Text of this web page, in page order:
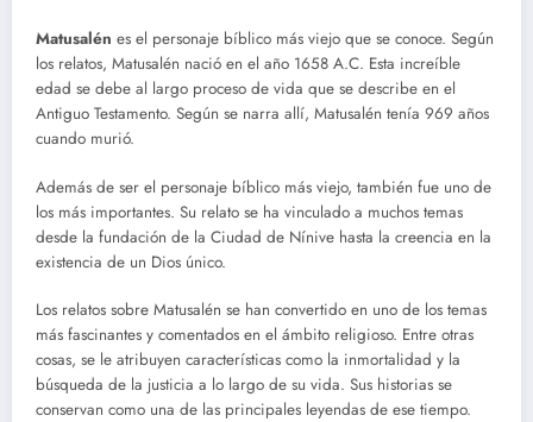
Matusalén es el personaje bíblico más viejo que se conoce. Según
los relatos, Matusalén nació en el año 1658 A.C. Esta increíble
edad se debe al largo proceso de vida que se describe en el
Antiguo Testamento. Según se narra allí, Matusalén tenía 969 años
cuando murió.
Además de ser el personaje bíblico más viejo, también fue uno de
los más importantes. Su relato se ha vinculado a muchos temas
desde la fundación de la Ciudad de Nínive hasta la creencia en la
existencia de un Dios único.
Los relatos sobre Matusalén se han convertido en uno de los temas
más fascinantes y comentados en el ámbito religioso. Entre otras
cosas, se le atribuyen características como la inmortalidad y la
búsqueda de la justicia a lo largo de su vida. Sus historias se
conservan como una de las principales leyendas de ese tiempo.